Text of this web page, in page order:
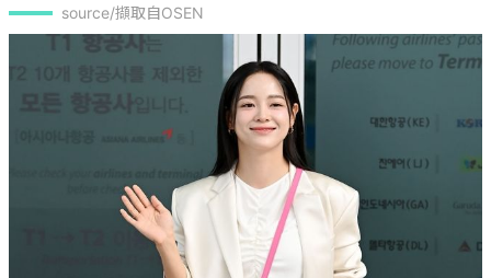
source/擷取自OSEN